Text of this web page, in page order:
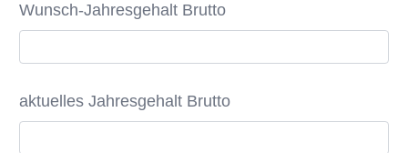
Wunsch-Jahresgehalt Brutto
aktuelles Jahresgehalt Brutto